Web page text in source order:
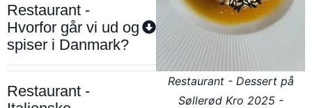
Restaurant -
Hvorfor går vi ud og
spiser i Danmark?
Restaurant -
Restaurant - Dessert på
Søllerød Kro 2025 -